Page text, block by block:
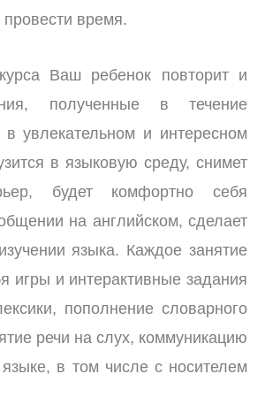
время.
Ваш ребенок повторит и
полученные в течение
в увлекательном и интересном
в языковую среду, снимет
будет комфортно себя
на английском, сделает
языка. Каждое занятие
игры и интерактивные задания
пополнение словарного
речи на слух, коммуникацию
в том числе с носителем